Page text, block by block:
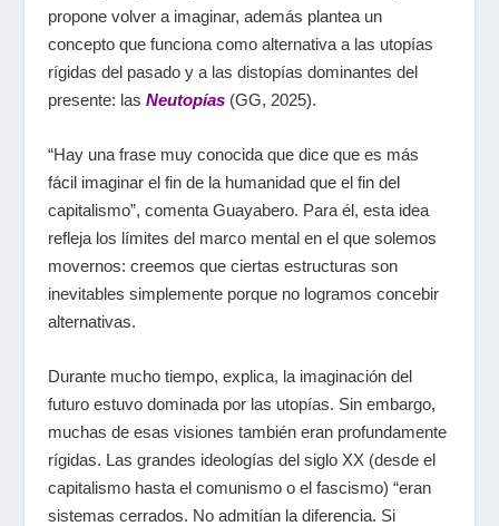
propone volver a imaginar, además plantea un
concepto que funciona como alternativa a las utopías
rígidas del pasado y a las distopías dominantes del
presente: las Neutopías (GG, 2025).
“Hay una frase muy conocida que dice que es más
fácil imaginar el fin de la humanidad que el fin del
capitalismo”, comenta Guayabero. Para él, esta idea
refleja los límites del marco mental en el que solemos
movernos: creemos que ciertas estructuras son
inevitables simplemente porque no logramos concebir
alternativas.
Durante mucho tiempo, explica, la imaginación del
futuro estuvo dominada por las utopías. Sin embargo,
muchas de esas visiones también eran profundamente
rígidas. Las grandes ideologías del siglo XX (desde el
capitalismo hasta el comunismo o el fascismo) “eran
sistemas cerrados. No admitían la diferencia. Si